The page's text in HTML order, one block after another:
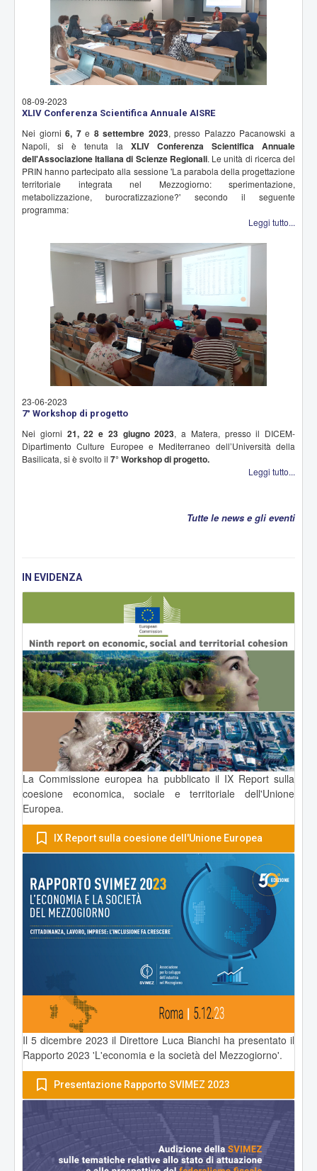
08-09-2023
XLIV Conferenza Scientifica Annuale AISRE
Nei giorni6, 7e 8 settembre 2023, presso Palazzo Pacanowski a
Napoli, si è tenuta la XLIV Conferenza Scientifica Annuale
dell'Associazione Italiana di Scienze Regionali. Le unità di ricerca del
PRIN hanno partecipato alla sessione 'La parabola della progettazione
territoriale integrata nel Mezzogiorno: sperimentazione,
metabolizzazione, burocratizzazione?' secondo il seguente
programma:
Leggi tutto...
23-06-2023
7° Workshop di progetto
Nei giorni 21, 22 e 23 giugno 2023, a Matera, presso il DICEM-
Dipartimento Culture Europee e Mediterraneo dell’Università della
Basilicata, si è svolto il 7° Workshop di progetto.
Leggi tutto...
Tutte le news e gli eventi
IN EVIDENZA
La Commissione europea ha pubblicato il IX Report sulla
coesione economica, sociale e territoriale dell'Unione
Europea.
IX Report sulla coesione dell'Unione Europea
Il 5 dicembre 2023 il Direttore Luca Bianchi ha presentato il
Rapporto 2023 'L'economia e la società del Mezzogiorno'.
Presentazione Rapporto SVIMEZ 2023